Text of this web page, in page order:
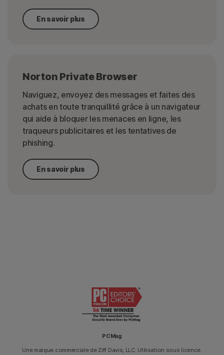
En savoir plus
Norton Private Browser
Naviguez, envoyez des messages et faites des
achats en toute tranquillité grâce à un navigateur
qui aide à bloquer les menaces en ligne, les
traqueurs publicitaires et les tentatives de
phishing.
En savoir plus
PCMag
Une marque commerciale de Ziff Davis, LLC. Utilisation sous licence.